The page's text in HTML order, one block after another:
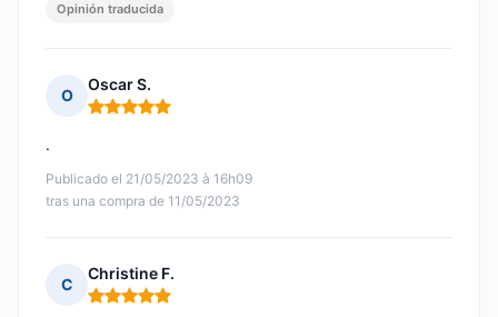
Opinión traducida
O
Oscar S.
Nota: 5 de 5
Publicado el 21/05/2023 à 16h09
tras una compra de 11/05/2023
.
C
Christine F.
Nota: 5 de 5